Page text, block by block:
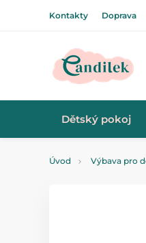
Kontakty Doprava
Dětský pokoj
Úvod Výbava pro